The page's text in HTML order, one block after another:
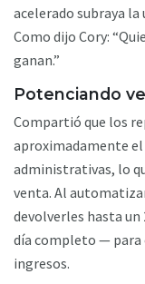
acelerado subraya
Como dijo Cory:
ganan.”
Potenciando
Compartió que los
aproximadamente el
administrativas, lo
venta. Al
devolverles hasta
día completo — para
ingresos.